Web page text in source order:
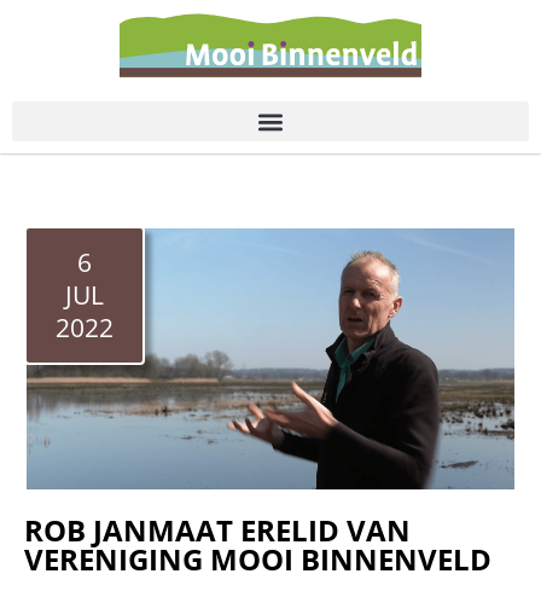
6
JUL
2022
ROB JANMAAT ERELID VAN
VERENIGING MOOI BINNENVELD